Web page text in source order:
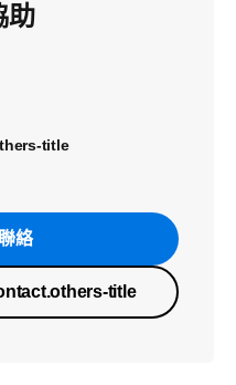
助
title
絡
title